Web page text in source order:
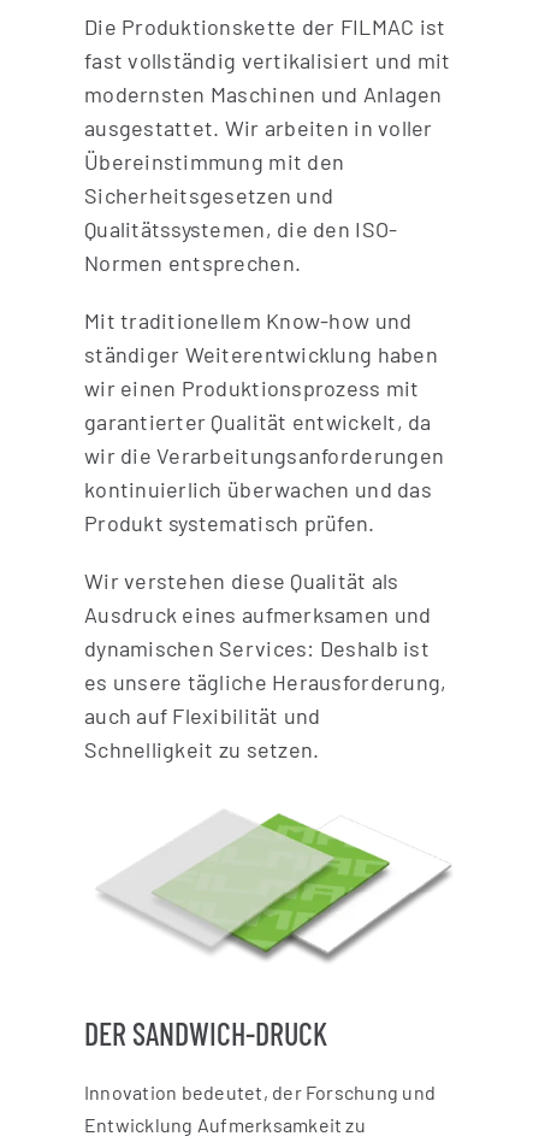
Die Produktionskette der FILMAC ist
fast vollständig vertikalisiert und mit
modernsten Maschinen und Anlagen
ausgestattet. Wir arbeiten in voller
Übereinstimmung mit den
Sicherheitsgesetzen und
Qualitätssystemen, die den ISO-
Normen entsprechen.
Mit traditionellem Know-how und
ständiger Weiterentwicklung haben
wir einen Produktionsprozess mit
garantierter Qualität entwickelt, da
wir die Verarbeitungsanforderungen
kontinuierlich überwachen und das
Produkt systematisch prüfen.
Wir verstehen diese Qualität als
Ausdruck eines aufmerksamen und
dynamischen Services: Deshalb ist
es unsere tägliche Herausforderung,
auch auf Flexibilität und
Schnelligkeit zu setzen.
DER SANDWICH-DRUCK
Innovation bedeutet, der Forschung und
Entwicklung Aufmerksamkeit zu